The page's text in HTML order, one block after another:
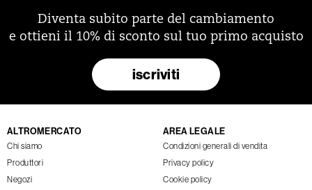
Diventa subito parte del cambiamento
e ottieni il 10% di sconto sul tuo primo acquisto
iscriviti
ALTROMERCATO
Chi siamo
Produttori
Negozi
AREA LEGALE
Condizioni generali di vendita
Privacy policy
Cookie policy